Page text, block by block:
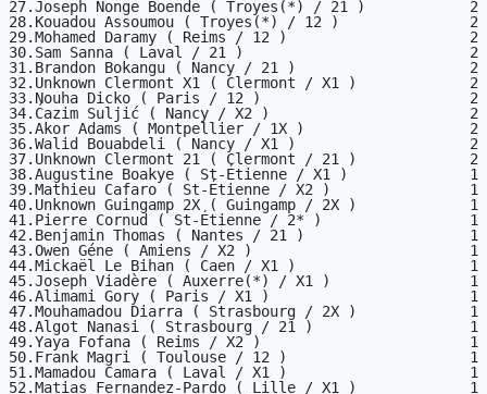
27.Joseph Nonge Boende ( Troyes(*) / 21 )            2
28.Kouadou Assoumou ( Troyes(*) / 12 )               2
29.Mohamed Daramy ( Reims / 12 )                     2
30.Sam Sanna ( Laval / 21 )                          2
31.Brandon Bokangu ( Nancy / 21 )                    2
32.Unknown Clermont X1 ( Clermont / X1 )             2
33.Nouha Dicko ( Paris / 12 )                        2
34.Ćazim Suljić ( Nancy / X2 )                       2
35.Akor Adams ( Montpellier / 1X )                   2
36.Walid Bouabdeli ( Nancy / X1 )                    2
37.Unknown Clermont 21 ( Clermont / 21 )             2
38.Augustine Boakye ( St-Étienne / X1 )              1
39.Mathieu Cafaro ( St-Étienne / X2 )                1
40.Unknown Guingamp 2X ( Guingamp / 2X )             1
41.Pierre Cornud ( St-Étienne / 2* )                 1
42.Benjamin Thomas ( Nantes / 21 )                   1
43.Owen Géne ( Amiens / X2 )                         1
44.Mickaël Le Bihan ( Caen / X1 )                    1
45.Joseph Viadère ( Auxerre(*) / X1 )                1
46.Alimami Gory ( Paris / X1 )                       1
47.Mouhamadou Diarra ( Strasbourg / 2X )             1
48.Algot Nanasi ( Strasbourg / 21 )                  1
49.Yaya Fofana ( Reims / X2 )                        1
50.Frank Magri ( Toulouse / 12 )                     1
51.Mamadou Camara ( Laval / X1 )                     1
52.Matias Fernandez-Pardo ( Lille / X1 )             1